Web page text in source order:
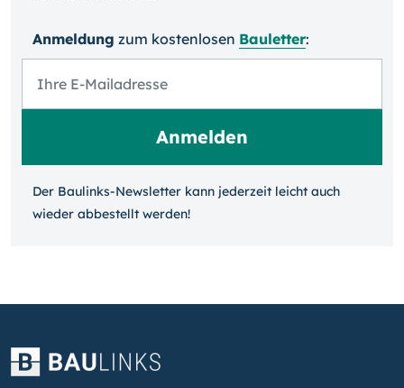
Anmeldung zum kosten­losen Bauletter:
Der Baulinks-Newsletter kann jeder­zeit leicht auch
wieder ab­bestellt werden!